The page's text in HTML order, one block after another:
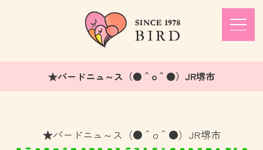
★バードニュ～ス（●＾o＾●）JR堺市
★バードニュ～ス（●＾o＾●）JR堺市